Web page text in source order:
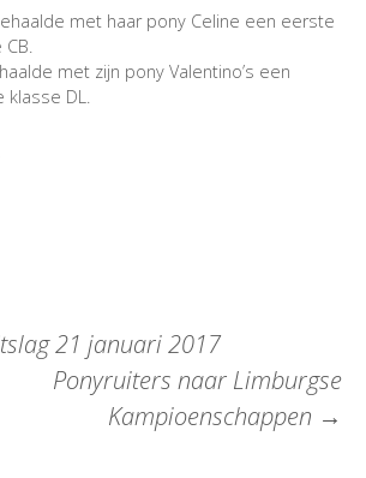
met haar pony Celine een eerste
met zijn pony Valentino’s een
klasse DL.
21 januari 2017
Ponyruiters naar Limburgse
Kampioenschappen →